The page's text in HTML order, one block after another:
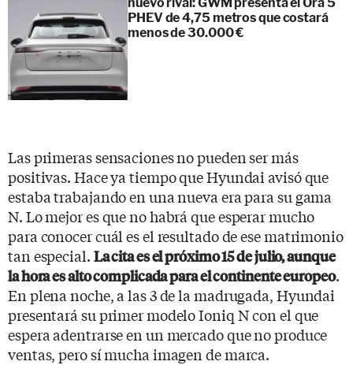
PHEV de 4,75 metros que costará
menos de 30.000 €
Las primeras sensaciones no pueden ser más
positivas. Hace ya tiempo que Hyundai avisó que
estaba trabajando en una nueva era para su gama
N. Lo mejor es que no habrá que esperar mucho
para conocer cuál es el resultado de ese matrimonio
tan especial. La cita es el próximo 15 de julio, aunque
la hora es alto complicada para el continente europeo.
En plena noche, a las 3 de la madrugada, Hyundai
presentará su primer modelo Ioniq N con el que
espera adentrarse en un mercado que no produce
ventas, pero sí mucha imagen de marca.